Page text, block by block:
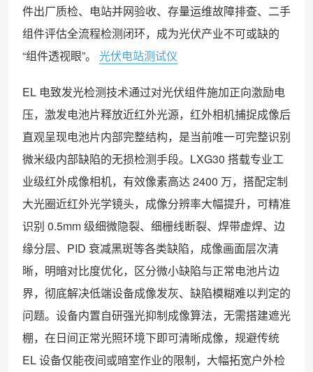
件出厂质检、电站并网验收、存量运维故障排查、二手
组件评估全流程检测闭环，成为光伏产业不可或缺的
“组件透视眼”。
光伏电站测试仪
EL 电致发光检测技术通过对光伏组件施加正向激励电
压，激发电池片释放近红外光源，红外相机捕捉成像后
直观呈现电池片内部完整结构，是当前唯一可完整识别
微米级内部缺陷的无损检测手段。LXG30 搭载专业工
业级红外成像相机，有效像素高达 2400 万，搭配定制
大光圈近红外光学镜头，成像分辨率大幅提升，可精准
识别 0.5mm 级细微隐裂、细栅线断裂、焊带虚焊、边
缘分层、PID 衰减黑斑等各类缺陷，成像画面层次清
晰，明暗对比度优化，区分微小缺陷与正常电池片边
界，彻底解决低端设备成像发灰、缺陷模糊难以判定的
问题。设备内置自研强光抑制成像算法，无需搭建遮光
棚，在日间正常光照环境下即可清晰成像，规避传统
EL 设备仅能夜间或暗室作业的限制，大幅拓宽户外检